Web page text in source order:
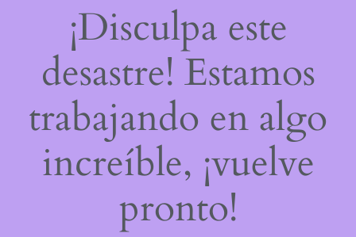
¡Disculpa este
desastre! Estamos
trabajando en algo
increíble, ¡vuelve
pronto!